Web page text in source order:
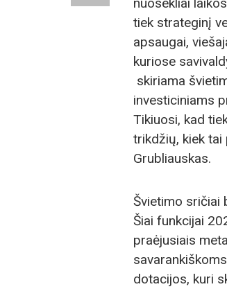
tiek strateginį
apsaugai,
kuriose
skiriama
investiciniams
Tikiuosi, kad
trikdžių, kiek tai
Grubliauskas.
Švietimo sričiai
Šiai funkcijai
praėjusiais
dotacijos, kuri